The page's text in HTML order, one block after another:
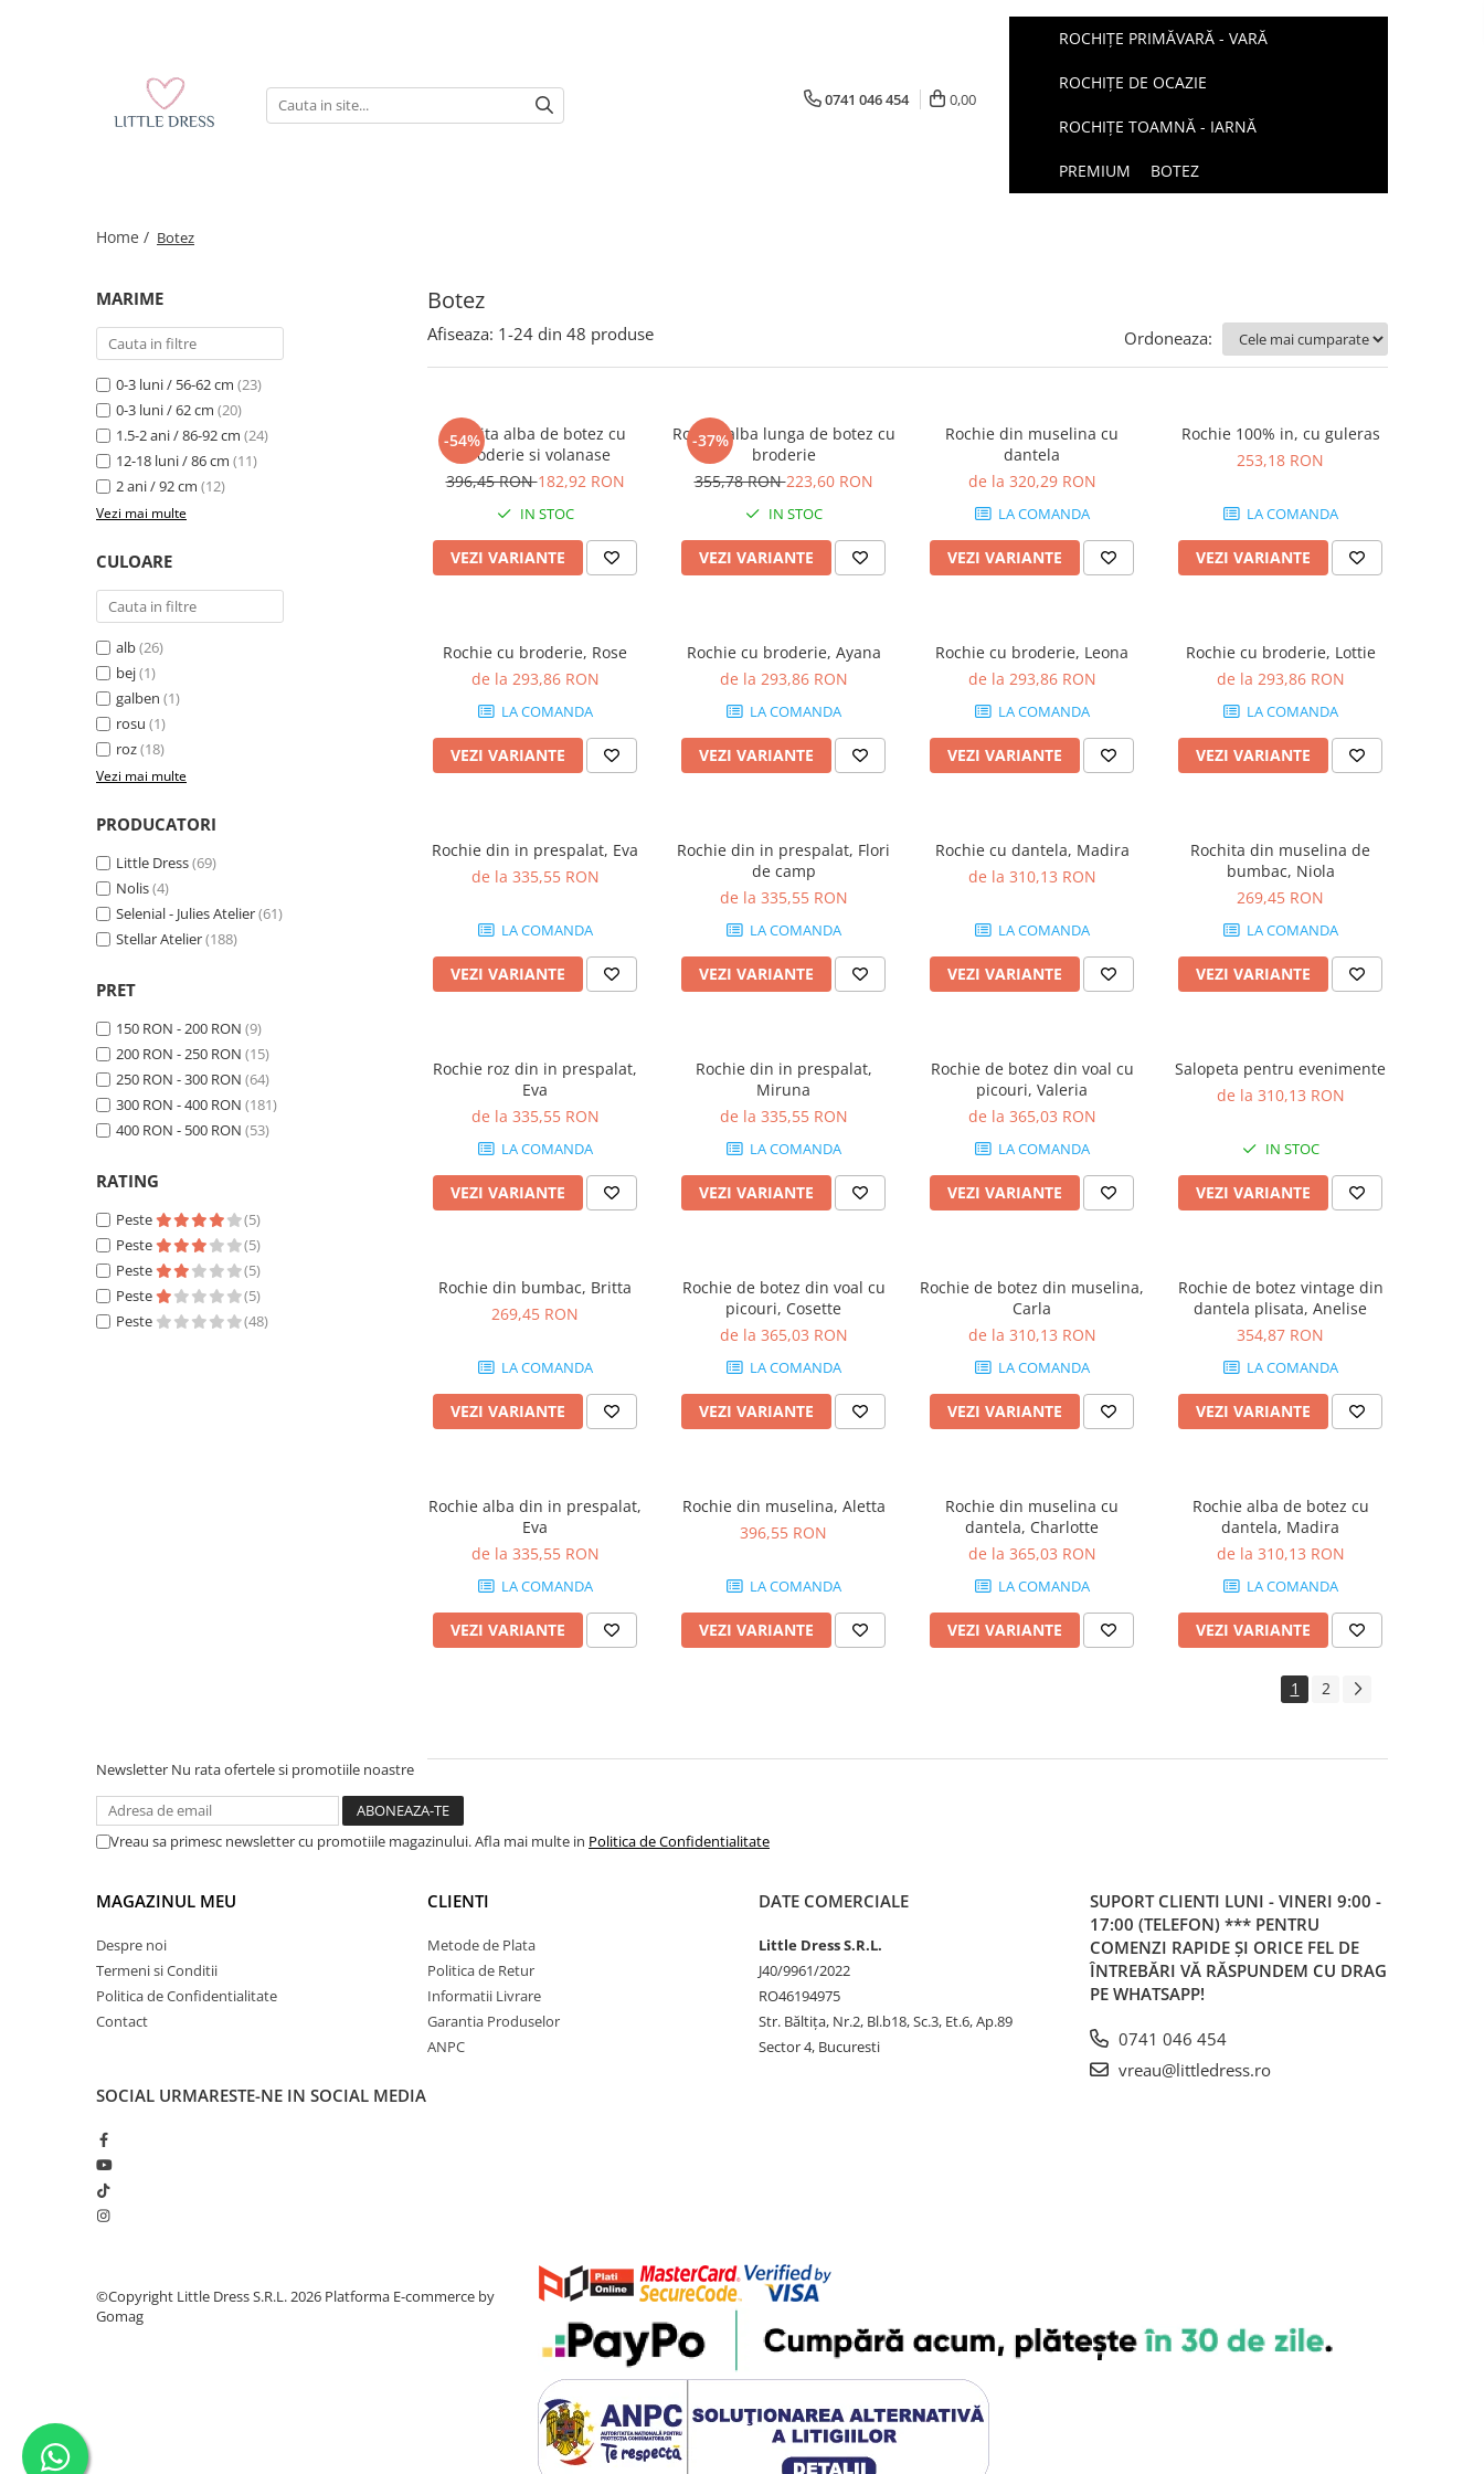
0741 046 454 0,00
ROCHIȚE PRIMĂVARĂ - VARĂ
ROCHIȚE DE OCAZIE
ROCHIȚE TOAMNĂ - IARNĂ
PREMIUM BOTEZ
Home / Botez
Botez
MARIME
0-3 luni / 56-62 cm (23)
0-3 luni / 62 cm (20)
1.5-2 ani / 86-92 cm (24)
12-18 luni / 86 cm (11)
2 ani / 92 cm (12)
Vezi mai multe
CULOARE
alb(26)
bej(1)
galben (1)
rosu (1)
roz(18)
Vezi mai multe
PRODUCATORI
Little Dress(69)
Nolis(4)
Selenial - Julies Atelier(61)
Stellar Atelier(188)
PRET
150 RON - 200 RON (9)
200 RON - 250 RON (15)
250 RON - 300 RON (64)
300 RON - 400 RON (181)
400 RON - 500 RON (53)
RATING
Peste
(5)
Peste
(5)
Peste
(5)
Peste
(5)
Peste
(48)
Afiseaza: 1-24 din 48 produse Ordoneaza:
-54%
Rochita alba de botez cu
broderie si volanase
396,45 RON182,92 RON
IN STOC
VEZI VARIANTE
-37%
Rochie alba lunga de botez cu
broderie
355,78 RON223,60 RON
IN STOC
VEZI VARIANTE
Rochie din muselina cu
dantela
de la 320,29 RON
LA COMANDA
VEZI VARIANTE
Rochie 100% in, cu guleras
253,18 RON
LA COMANDA
VEZI VARIANTE
Rochie cu broderie, Rose
de la 293,86 RON
LA COMANDA
VEZI VARIANTE
Rochie cu broderie, Ayana
de la 293,86 RON
LA COMANDA
VEZI VARIANTE
Rochie cu broderie, Leona
de la 293,86 RON
LA COMANDA
VEZI VARIANTE
Rochie cu broderie, Lottie
de la 293,86 RON
LA COMANDA
VEZI VARIANTE
Rochie din in prespalat, Eva
de la 335,55 RON
LA COMANDA
VEZI VARIANTE
Rochie din in prespalat, Flori
de camp
de la 335,55 RON
LA COMANDA
VEZI VARIANTE
Rochie cu dantela, Madira
de la 310,13 RON
LA COMANDA
VEZI VARIANTE
Rochita din muselina de
bumbac, Niola
269,45 RON
LA COMANDA
VEZI VARIANTE
Rochie roz din in prespalat,
Eva
de la 335,55 RON
LA COMANDA
VEZI VARIANTE
Rochie din in prespalat,
Miruna
de la 335,55 RON
LA COMANDA
VEZI VARIANTE
Rochie de botez din voal cu
picouri, Valeria
de la 365,03 RON
LA COMANDA
VEZI VARIANTE
Salopeta pentru evenimente
de la 310,13 RON
IN STOC
VEZI VARIANTE
Rochie din bumbac, Britta
269,45 RON
LA COMANDA
VEZI VARIANTE
Rochie de botez din voal cu
picouri, Cosette
de la 365,03 RON
LA COMANDA
VEZI VARIANTE
Rochie de botez din muselina,
Carla
de la 310,13 RON
LA COMANDA
VEZI VARIANTE
Rochie de botez vintage din
dantela plisata, Anelise
354,87 RON
LA COMANDA
VEZI VARIANTE
Rochie alba din in prespalat,
Eva
de la 335,55 RON
LA COMANDA
VEZI VARIANTE
Rochie din muselina, Aletta
396,55 RON
LA COMANDA
VEZI VARIANTE
Rochie din muselina cu
dantela, Charlotte
de la 365,03 RON
LA COMANDA
VEZI VARIANTE
Rochie alba de botez cu
dantela, Madira
de la 310,13 RON
LA COMANDA
VEZI VARIANTE
1 2
Newsletter Nu rata ofertele si promotiile noastre
Vreau sa primesc newsletter cu promotiile magazinului. Afla mai multe in Politica de Confidentialitate
MAGAZINUL MEU
Despre noi
Termeni si Conditii
Politica de Confidentialitate
Contact
CLIENTI
Metode de Plata
Politica de Retur
Informatii Livrare
Garantia Produselor
ANPC
DATE COMERCIALE
Little Dress S.R.L.
J40/9961/2022
RO46194975
Str. Băltiţa, Nr.2, Bl.b18, Sc.3, Et.6, Ap.89
Sector 4, Bucuresti
SUPORT CLIENTI LUNI - VINERI 9:00 -
17:00 (TELEFON) *** PENTRU
COMENZI RAPIDE ȘI ORICE FEL DE
ÎNTREBĂRI VĂ RĂSPUNDEM CU DRAG
PE WHATSAPP!
0741 046 454
vreau@littledress.ro
SOCIAL URMARESTE-NE IN SOCIAL MEDIA
©Copyright Little Dress S.R.L. 2026 Platforma E-commerce by
Gomag